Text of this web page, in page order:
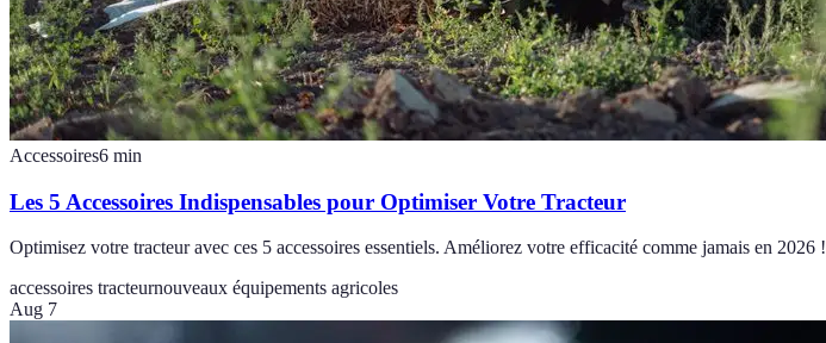
Accessoires6 min
Les 5 Accessoires Indispensables pour Optimiser Votre Tracteur
Optimisez votre tracteur avec ces 5 accessoires essentiels. Améliorez votre efficacité comme jamais en 2026 !
accessoires tracteurnouveaux équipements agricoles
Aug 7